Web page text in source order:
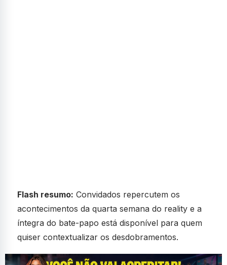
Flash resumo: Convidados repercutem os
acontecimentos da quarta semana do reality e a
íntegra do bate-papo está disponível para quem
quiser contextualizar os desdobramentos.